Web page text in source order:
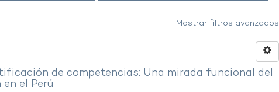
Mostrar filtros avanzados
de competencias: Una mirada funcional del
el Perú